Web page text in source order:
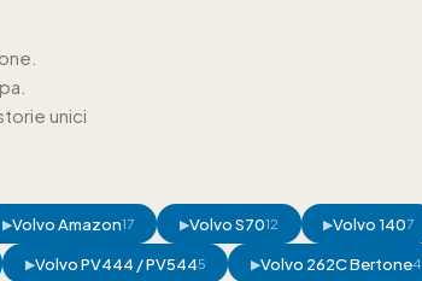
unici
▶Volvo Amazon17 ▶Volvo S7012 ▶Volvo 1407
▶Volvo PV444 / PV5445 ▶Volvo 262C Bertone4